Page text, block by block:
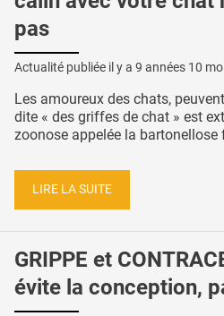
pas
Actualité publiée il y a 9 années 10
Les amoureux des chats,
dite « des griffes de chat » est
zoonose appelée la bartonellose
LIRE LA SUITE
GRIPPE et
évite la conception,